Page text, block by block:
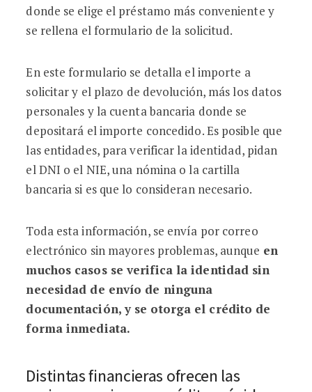
donde se elige el préstamo más conveniente y
se rellena el formulario de la solicitud.
En este formulario se detalla el importe a
solicitar y el plazo de devolución, más los datos
personales y la cuenta bancaria donde se
depositará el importe concedido. Es posible que
las entidades, para verificar la identidad, pidan
el DNI o el NIE, una nómina o la cartilla
bancaria si es que lo consideran necesario.
Toda esta información, se envía por correo
electrónico sin mayores problemas, aunque en
muchos casos se verifica la identidad sin
necesidad de envío de ninguna
documentación, y se otorga el crédito de
forma inmediata.
Distintas financieras ofrecen las